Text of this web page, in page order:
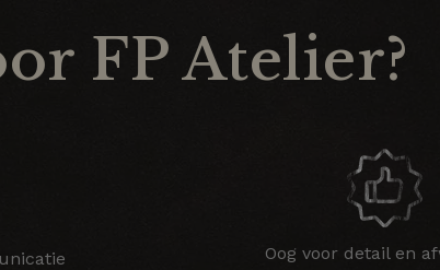
FP Atelier?
Oog voor detail en